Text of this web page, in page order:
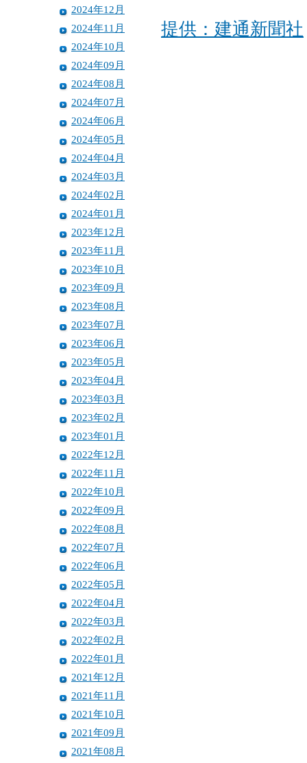
2024年12月
2024年11月
2024年10月
2024年09月
2024年08月
2024年07月
2024年06月
2024年05月
2024年04月
2024年03月
2024年02月
2024年01月
2023年12月
2023年11月
2023年10月
2023年09月
2023年08月
2023年07月
2023年06月
2023年05月
2023年04月
2023年03月
2023年02月
2023年01月
2022年12月
2022年11月
2022年10月
2022年09月
2022年08月
2022年07月
2022年06月
2022年05月
2022年04月
2022年03月
2022年02月
2022年01月
2021年12月
2021年11月
2021年10月
2021年09月
2021年08月
提供：建通新聞社